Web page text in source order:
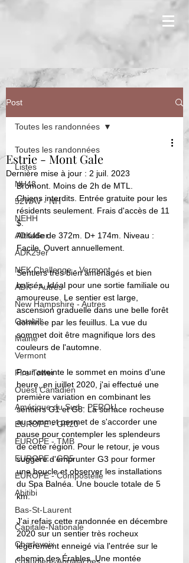
Post
Toutes les randonnées
Listes
NH48
52WAV - NH
NEHH
ADK46er
ADK29er
NEK Challenge - Vermont
ADK - Autres
New Hampshire - Autres
Catskill
Maine
Vermont
Fire Tower
Ouest Canadien
Amérique du Sud - PEROU
EUROPE - GR20
EUROPE - TMB
EUROPE - GR5
EUROPE - Compostelle
Abitibi
Bas-St-Laurent
Capitale-Nationale
Charlevoix
Toutes les randonnées
Estrie - Mont Gale
Dernière mise à jour : 2 juil. 2023
Bromont. Moins de 2h de MTL.
Chiens interdits. Entrée gratuite pour les
résidents seulement. Frais d'accès de 11
$.
Altitude de 372m. D+ 174m. Niveau :
Facile. Ouvert annuellement.
Sentiers très bien aménagés et bien
balisés. Idéal pour une sortie familiale ou
amoureuse. Le sentier est large,
ascension graduelle dans une belle forêt
dominée par les feuillus. La vue du
sommet doit être magnifique lors des
couleurs de l'automne.
Pour atteinte le sommet en moins d'une
heure, en juillet 2020, j'ai effectué une
première variation en combinant les
sentiers G1 et G8. La surface rocheuse
au sommet permet de s'accorder une
pause pour contempler les splendeurs
de cette région. Pour le retour, je vous
suggère d'emprunter G3 pour former
une boucle et observer les installations
du Spa Balnéa. Une boucle totale de 5
km.
J'ai refais cette randonnée en décembre
2020 sur un sentier très rocheux
légèrement enneigé via l'entrée sur le
chemin des Érables. Une montée